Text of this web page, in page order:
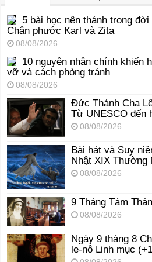
5 bài học nên thánh trong
Chân phước Karl và Zita
08/08/2026
10 nguyên nhân chính khiến
vỡ và cách phòng tránh
08/08/2026
Đức Thánh Cha
Từ UNESCO đến
08/08/2026
Bài hát và Suy
Nhật XIX Thường
08/08/2026
9 Tháng Tám
08/08/2026
Ngày 9 tháng 8
le-nô Linh mục